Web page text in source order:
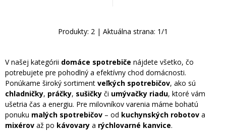
Produkty: 2 | Aktuálna strana: 1/1
V našej kategórii domáce spotrebiče nájdete všetko, čo
potrebujete pre pohodlný a efektívny chod domácnosti.
Ponúkame široký sortiment veľkých spotrebičov, ako sú
chladničky, práčky, sušičky či umývačky riadu, ktoré vám
ušetria čas a energiu. Pre milovníkov varenia máme bohatú
ponuku malých spotrebičov – od kuchynských robotov a
mixérov až po kávovary a rýchlovarné kanvice.